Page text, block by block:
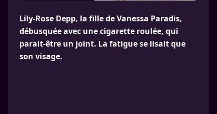
Lily-Rose Depp, la fille de Vanessa Paradis,
débusquée avec une cigarette roulée, qui
parait-être un joint. La fatigue se lisait que
son visage.